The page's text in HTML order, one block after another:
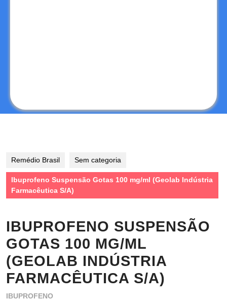
Remédio Brasil Sem categoria
Ibuprofeno Suspensão Gotas 100 mg/ml (Geolab Indústria
Farmacêutica S/A)
IBUPROFENO SUSPENSÃO
GOTAS 100 MG/ML
(GEOLAB INDÚSTRIA
FARMACÊUTICA S/A)
IBUPROFENO